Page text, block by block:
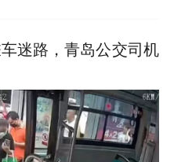
迷路，青岛公交司机